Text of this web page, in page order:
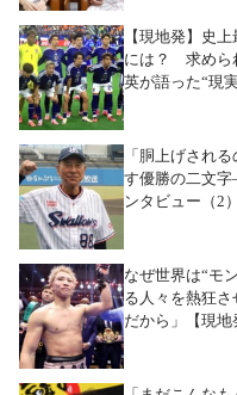
【現地発】史
には？ 求めら
英が語った“現
「胴上げされ
す優勝の二文
ンタビュー（2）
なぜ世界は“モ
る人々を熱狂
だから」【現地